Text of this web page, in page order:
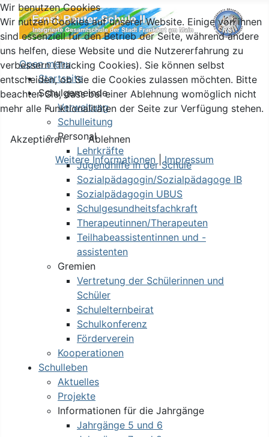
Open menu
Startseite
Schulgemeinde
Verwaltung
Schulleitung
Personal
Lehrkräfte
Jugendhilfe in der Schule
Sozialpädagogin/Sozialpädagoge IB
Sozialpädagogin UBUS
Schulgesundheitsfachkraft
Therapeutinnen/Therapeuten
Teilhabeassistentinnen und -
assistenten
Gremien
Vertretung der Schülerinnen und
Schüler
Schulelternbeirat
Schulkonferenz
Förderverein
Kooperationen
Schulleben
Aktuelles
Projekte
Informationen für die Jahrgänge
Jahrgänge 5 und 6
Wir benutzen Cookies
Wir nutzen Cookies auf unserer Website. Einige von ihnen
sind essenziell für den Betrieb der Seite, während andere
uns helfen, diese Website und die Nutzererfahrung zu
verbessern (Tracking Cookies). Sie können selbst
entscheiden, ob Sie die Cookies zulassen möchten. Bitte
beachten Sie, dass bei einer Ablehnung womöglich nicht
mehr alle Funktionalitäten der Seite zur Verfügung stehen.
Akzeptieren
Ablehnen
Weitere Informationen |Impressum